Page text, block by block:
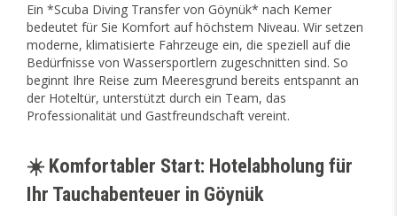
Ein *Scuba Diving Transfer von Göynük* nach Kemer
bedeutet für Sie Komfort auf höchstem Niveau. Wir setzen
moderne, klimatisierte Fahrzeuge ein, die speziell auf die
Bedürfnisse von Wassersportlern zugeschnitten sind. So
beginnt Ihre Reise zum Meeresgrund bereits entspannt an
der Hoteltür, unterstützt durch ein Team, das
Professionalität und Gastfreundschaft vereint.
☀️ Komfortabler Start: Hotelabholung für
Ihr Tauchabenteuer in Göynük